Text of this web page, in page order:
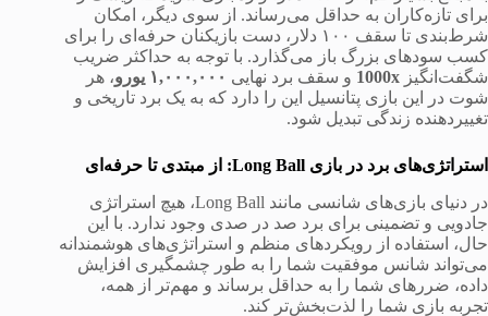
برای تازه‌کاران به حداقل می‌رساند. از سوی دیگر، امکان
شرط‌بندی تا سقف ۱۰۰ دلار، دست بازیکنان حرفه‌ای را برای
کسب سودهای بزرگ باز می‌گذارد. با توجه به حداکثر ضریب
شگفت‌انگیز 1000x و سقف برد نهایی ۱,۰۰۰,۰۰۰ یورو
، هر
شوت در این بازی پتانسیل این را دارد که به یک برد تاریخی و
تغییردهنده زندگی تبدیل شود.
استراتژی‌های برد در بازی Long Ball: از مبتدی تا حرفه‌ای
در دنیای بازی‌های شانسی مانند Long Ball، هیچ استراتژی
جادویی و تضمینی برای برد صد در صدی وجود ندارد. با این
حال، استفاده از رویکردهای منظم و استراتژی‌های هوشمندانه
می‌تواند شانس موفقیت شما را به طور چشمگیری افزایش
داده، ضررهای شما را به حداقل برساند و مهم‌تر از همه،
تجربه بازی شما را لذت‌بخش‌تر کند.